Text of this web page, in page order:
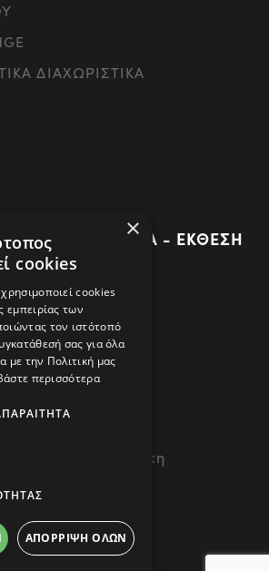
ΔΙΑΧΩΡΙΣΤΙΚΑ
ΓΡΑΦΕΙΑ - ΕΚΘΕΣΗ
- 57022 Σίνδος
54646 Θεσσαλονίκη
×
cookies
cookies
εμπειρίας των
τον ιστότοπό
σας για όλα
την Πολιτική μας
περισσότερα
ΑΠΌΡΡΙΨΗ ΌΛΩΝ